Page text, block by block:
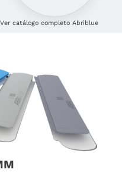
Ver catálogo completo Abriblue